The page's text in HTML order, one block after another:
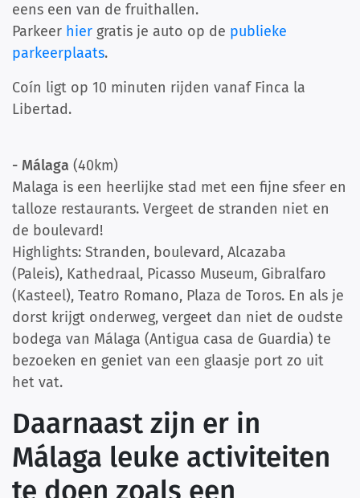
eens een van de fruithallen.
Parkeer hier gratis je auto op de publieke
parkeerplaats.
Coín ligt op 10 minuten rijden vanaf Finca la
Libertad.
- Málaga (40km)
Malaga is een heerlijke stad met een fijne sfeer en
talloze restaurants. Vergeet de stranden niet en
de boulevard!
Highlights: Stranden, boulevard, Alcazaba
(Paleis), Kathedraal, Picasso Museum, Gibralfaro
(Kasteel), Teatro Romano, Plaza de Toros. En als je
dorst krijgt onderweg, vergeet dan niet de oudste
bodega van Málaga (Antigua casa de Guardia) te
bezoeken en geniet van een glaasje port zo uit
het vat.
Daarnaast zijn er in
Málaga leuke activiteiten
te doen zoals een